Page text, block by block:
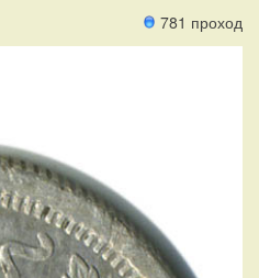
781 проход